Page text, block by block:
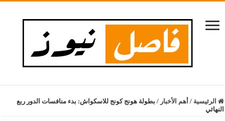
الرئيسية / أهم الأخبار / بطولة هونج كونج للاسكواش: بدء منافسات الدور ربع
النهائي